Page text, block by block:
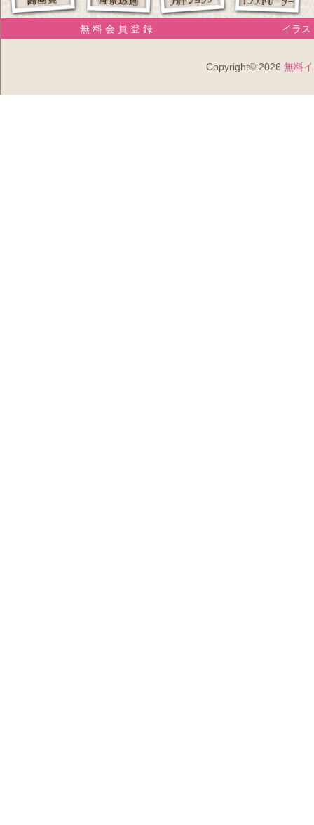
無 料 会 員 登 録 イラス
Copyright© 2026 無料